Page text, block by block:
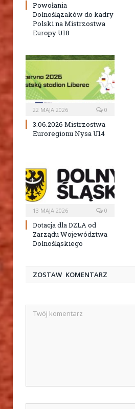
Powołania
Dolnoślązaków do kadry
Polski na Mistrzostwa
Europy U18
22 MAJA 2026 0
3.06.2026 Mistrzostwa
Euroregionu Nysa U14
13 MAJA 2026 0
Dotacja dla DZLA od
Zarządu Województwa
Dolnośląskiego
ZOSTAW KOMENTARZ